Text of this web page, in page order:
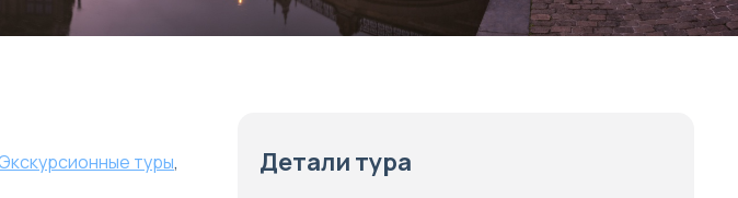
Экскурсионные туры,
Детали тура